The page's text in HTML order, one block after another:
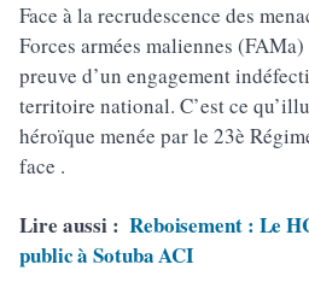
Face à la recrudescence des
Forces armées maliennes
preuve d’un engagement
territoire national. C’est ce
héroïque menée par le 23è
face .
Lire aussi : Reboisement : Le
public à Sotuba ACI